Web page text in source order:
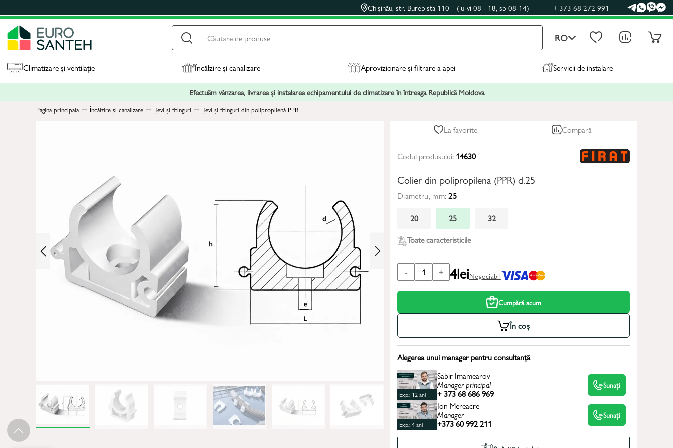
Chișinău, str. Burebista 110 (lu-vi 08 - 18, sb 08-14) + 373 68 272 991
RO
Climatizare și ventilație Încălzire și canalizare Aprovizionare și filtrare a apei Servicii de instalare
Efectuăm vânzarea, livrarea și instalarea echipamentului de climatizare în întreaga Republică Moldova
Pagina principala Încălzire și canalizare Țevi și fitinguri Țevi și fitinguri din polipropilenă PPR
La favorite Compară
Codul produsului: 14630
Colier din polipropilena (PPR) d.25
Diametru, mm:25
20
25
32
Toate caracteristicile
- 1 + 4leiNegociabil
Cumpără acum
În coș
Alegerea unui manager pentru consultanță
Exp.: 12 ani
Sabir Imamearov
Manager principal
+ 373 68 686 969
Sunați
Exp.: 4 ani
Ion Mereacre
Manager
+373 60 992 211
Sunați